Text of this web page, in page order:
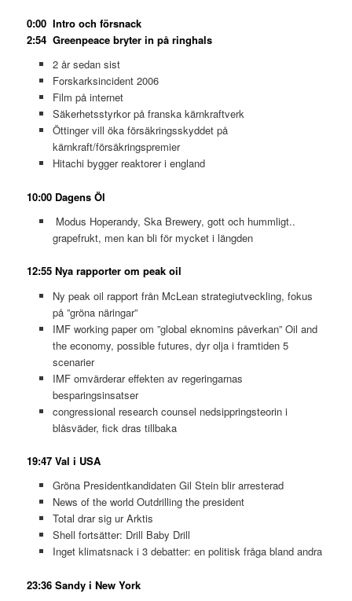
0:00 Intro och försnack
2:54 Greenpeace bryter in på ringhals
2 år sedan sist
Forskarksincident 2006
Film på internet
Säkerhetsstyrkor på franska kärnkraftverk
Öttinger vill öka försäkringsskyddet på
kärnkraft/försäkringspremier
Hitachi bygger reaktorer i england
10:00 Dagens Öl
Modus Hoperandy, Ska Brewery, gott och hummligt..
grapefrukt, men kan bli för mycket i längden
12:55 Nya rapporter om peak oil
Ny peak oil rapport från McLean strategiutveckling, fokus
på ”gröna näringar”
IMF working paper om ”global eknomins påverkan” Oil and
the economy, possible futures, dyr olja i framtiden 5
scenarier
IMF omvärderar effekten av regeringarnas
besparingsinsatser
congressional research counsel nedsippringsteorin i
blåsväder, fick dras tillbaka
19:47 Val i USA
Gröna Presidentkandidaten Gil Stein blir arresterad
News of the world Outdrilling the president
Total drar sig ur Arktis
Shell fortsätter: Drill Baby Drill
Inget klimatsnack i 3 debatter: en politisk fråga bland andra
23:36 Sandy i New York